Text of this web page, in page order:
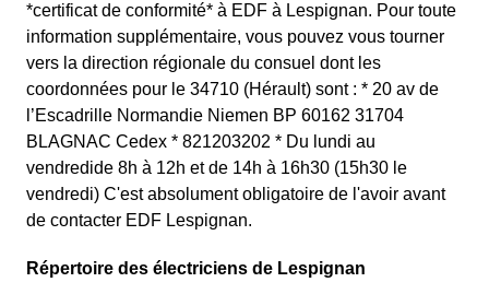
*certificat de conformité* à EDF à Lespignan. Pour toute
information supplémentaire, vous pouvez vous tourner
vers la direction régionale du consuel dont les
coordonnées pour le 34710 (Hérault) sont : * 20 av de
l’Escadrille Normandie Niemen BP 60162 31704
BLAGNAC Cedex * 821203202 * Du lundi au
vendredide 8h à 12h et de 14h à 16h30 (15h30 le
vendredi) C'est absolument obligatoire de l'avoir avant
de contacter EDF Lespignan.
Répertoire des électriciens de Lespignan